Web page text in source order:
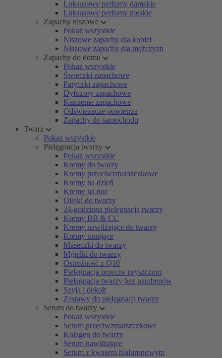
Luksusowe perfumy damskie
Luksusowe perfumy męskie
Zapachy niszowe
Pokaż wszystkie
Niszowe zapachy dla kobiet
Niszowe zapachy dla mężczyzn
Zapachy do domu
Pokaż wszystkie
Świeczki zapachowe
Patyczki zapachowe
Dyfuzory zapachowe
Kamienie zapachowe
Odświeżacze powietrza
Zapachy do samochodu
Twarz
Pokaż wszystkie
Pielęgnacja twarzy
Pokaż wszystkie
Kremy do twarzy
Kremy przeciwzmarszczkowe
Kremy na dzień
Kremy na noc
Olejki do twarzy
24-godzinna pielęgnacja twarzy
Kremy BB & CC
Kremy nawilżające do twarzy
Kremy tonujące
Maseczki do twarzy
Mgiełki do twarzy
Ostrożność z Q10
Pielęgnacja przeciw pryszczom
Pielęgnacja twarzy bez parabenów
Szyja i dekolt
Zestawy do pielęgnacji twarzy
Serum do twarzy
Pokaż wszystkie
Serum przeciwzmarszczkowe
Kolagen do twarzy
Serum nawilżające
Serum z kwasem hialuronowym